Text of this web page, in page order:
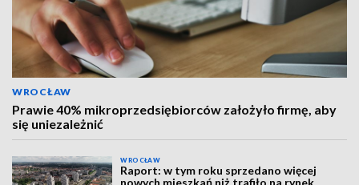
WROCŁAW
Prawie 40% mikroprzedsiębiorców założyło firmę, aby
się uniezależnić
WROCŁAW
Raport: w tym roku sprzedano więcej
nowych mieszkań niż trafiło na rynek